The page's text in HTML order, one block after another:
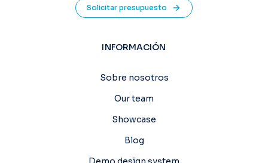
Solicitar presupuesto
INFORMACIÓN
Sobre nosotros
Our team
Showcase
Blog